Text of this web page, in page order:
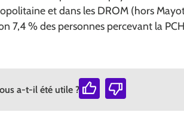
et dans les DROM (hors
7,4 % des personnes percevant la
a-t-il été utile ?